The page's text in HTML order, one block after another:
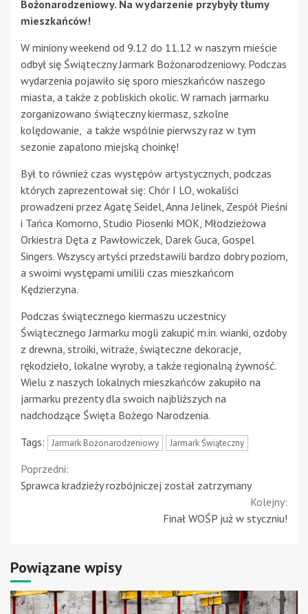
Bożonarodzeniowy. Na wydarzenie przybyły tłumy
mieszkańców!
W miniony weekend od 9.12 do 11.12 w naszym mieście
odbył się Świąteczny Jarmark Bożonarodzeniowy. Podczas
wydarzenia pojawiło się sporo mieszkańców naszego
miasta, a także z pobliskich okolic. W ramach jarmarku
zorganizowano świąteczny kiermasz, szkolne
kolędowanie, a także wspólnie pierwszy raz w tym
sezonie zapalono miejską choinkę!
Był to również czas występów artystycznych, podczas
których zaprezentował się: Chór I LO, wokaliści
prowadzeni przez Agatę Seidel, Anna Jelinek, Zespół Pieśni
i Tańca Komorno, Studio Piosenki MOK, Młodzieżowa
Orkiestra Dęta z Pawłowiczek, Darek Guca, Gospel
Singers. Wszyscy artyści przedstawili bardzo dobry poziom,
a swoimi występami umilili czas mieszkańcom
Kędzierzyna.
Podczas świątecznego kiermaszu uczestnicy
Świątecznego Jarmarku mogli zakupić m.in. wianki, ozdoby
z drewna, stroiki, witraże, świąteczne dekoracje,
rękodzieło, lokalne wyroby, a także regionalną żywność.
Wielu z naszych lokalnych mieszkańców zakupiło na
jarmarku prezenty dla swoich najbliższych na
nadchodzące Święta Bożego Narodzenia.
Tags:
Jarmark Bożonarodzeniowy Jarmark Świąteczny
Continue
Reading
Poprzedni:
Sprawca kradzieży rozbójniczej został zatrzymany
Kolejny:
Finał WOŚP już w styczniu!
Powiązane wpisy